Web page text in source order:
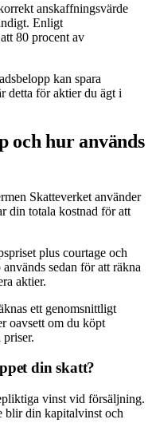
anskaffningsvärde
Enligt
80 procent av
kan spara
detta för aktier du ägt i
och hur används
Skatteverket använder
din totala kostnad för att
plus courtage och
sedan för att räkna
aktier.
ett genomsnittligt
oavsett om du köpt
din skatt?
vinst vid försäljning.
blir din kapitalvinst och